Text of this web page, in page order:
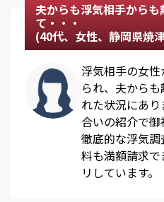
夫からも浮気相手から
て・・・
(40代、女性、静岡県焼
浮気相手の女
られ、夫から
れた状況にあ
合いの紹介で御
徹底的な浮気
料も満額請求
リしています。